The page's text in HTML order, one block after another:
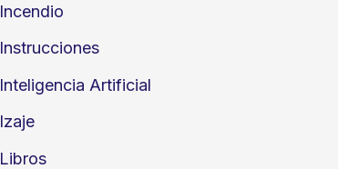
Incendio
Instrucciones
Inteligencia Artificial
Izaje
Libros